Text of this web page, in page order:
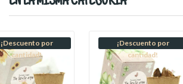
¡Descuento por
cantidad!
¡Descuento por
cantidad!